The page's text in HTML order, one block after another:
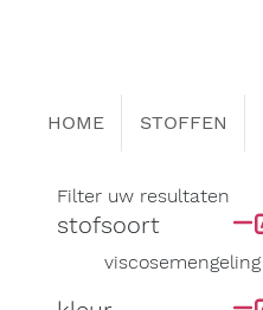
HOME STOFFEN
Filter uw resultaten
stofsoort
viscosemengeling